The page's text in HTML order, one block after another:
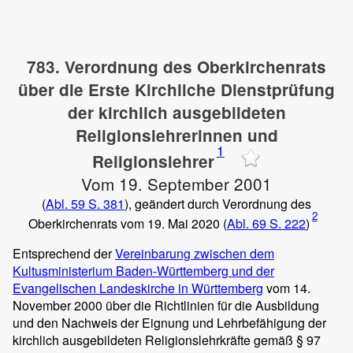
783. Verordnung des Oberkirchenrats
über die Erste Kirchliche Dienstprüfung
der kirchlich ausgebildeten
Religionslehrerinnen und
Religionslehrer1
Vom 19. September 2001
(Abl. 59 S. 381), geändert durch Verordnung des
Oberkirchenrats vom 19. Mai 2020 (Abl. 69 S. 222) 2
Entsprechend derVereinbarung zwischen dem
Kultusministerium Baden-Württemberg und der
Evangelischen Landeskirche in Württemberg vom 14.
November 2000 über die Richtlinien für die Ausbildung
und den Nachweis der Eignung und Lehrbefähigung der
kirchlich ausgebildeten Religionslehrkräfte gemäß § 97